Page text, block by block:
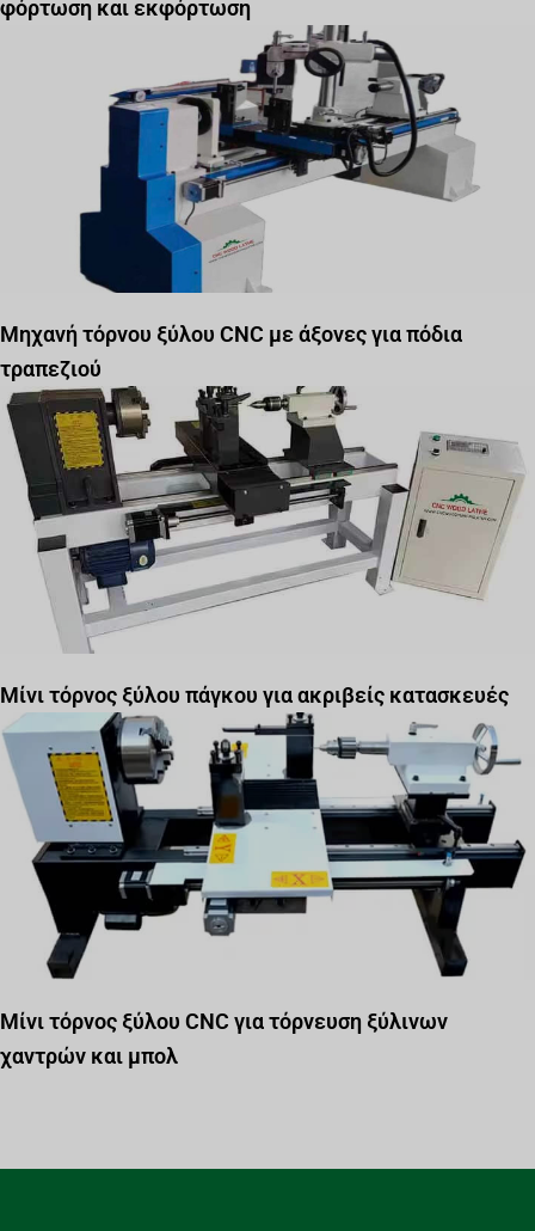
φόρτωση και εκφόρτωση
Μηχανή τόρνου ξύλου CNC με άξονες για πόδια
τραπεζιού
Μίνι τόρνος ξύλου πάγκου για ακριβείς κατασκευές
Μίνι τόρνος ξύλου CNC για τόρνευση ξύλινων
χαντρών και μπολ